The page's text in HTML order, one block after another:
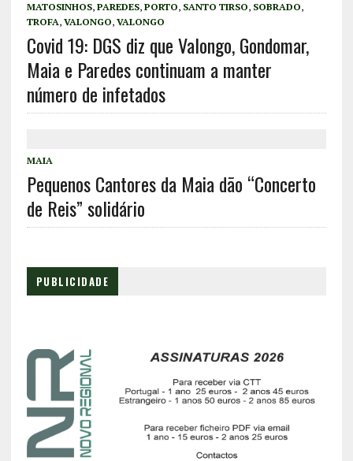
MATOSINHOS, PAREDES, PORTO, SANTO TIRSO, SOBRADO,
TROFA, VALONGO, VALONGO
Covid 19: DGS diz que Valongo, Gondomar,
Maia e Paredes continuam a manter
número de infetados
MAIA
Pequenos Cantores da Maia dão “Concerto
de Reis” solidário
PUBLICIDADE